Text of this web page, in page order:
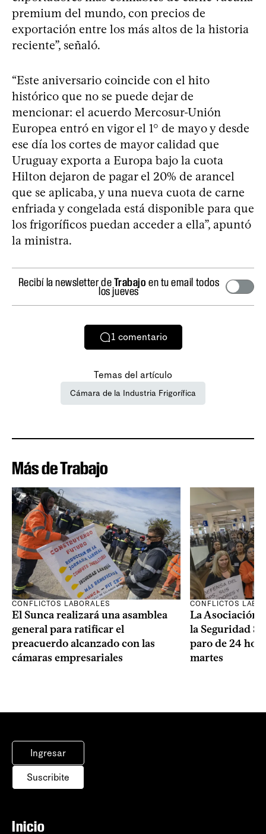
premium del mundo, con precios de
exportación entre los más altos de la historia
reciente”, señaló.
“Este aniversario coincide con el hito
histórico que no se puede dejar de
mencionar: el acuerdo Mercosur-Unión
Europea entró en vigor el 1° de mayo y desde
ese día los cortes de mayor calidad que
Uruguay exporta a Europa bajo la cuota
Hilton dejaron de pagar el 20% de arancel
que se aplicaba, y una nueva cuota de carne
enfriada y congelada está disponible para que
los frigoríficos puedan acceder a ella”, apuntó
la ministra.
Recibí la newsletter deTrabajo en tu email todos
los jueves
1 comentario
Temas del artículo
Cámara de la Industria Frigorífica
Más de Trabajo
CONFLICTOS LABORALES
El Sunca realizará una asamblea
general para ratificar el
preacuerdo alcanzado con las
cámaras empresariales
CONFLICTOS
La Asociación
la Seguridad
paro de 24
martes
Ingresar
Suscribite
Inicio